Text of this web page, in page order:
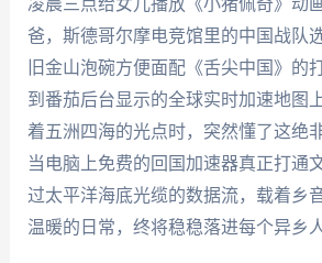
凌晨三点给女儿播放《小猪佩奇》动
爸，斯德哥尔摩电竞馆里的中国战队
旧金山泡碗方便面配《舌尖中国》
到番茄后台显示的全球实时加速地图
着五洲四海的光点时，突然懂了这绝
当电脑上免费的回国加速器真正打通
过太平洋海底光缆的数据流，载着乡
温暖的日常，终将稳稳落进每个异乡